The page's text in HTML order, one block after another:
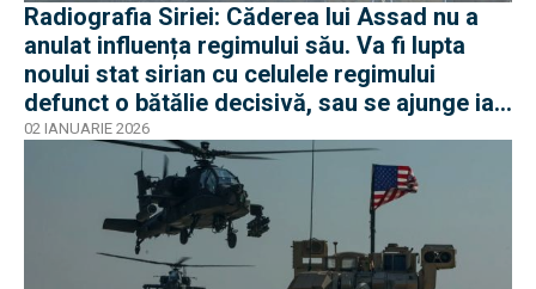
Radiografia Siriei: Căderea lui Assad nu a
anulat influența regimului său. Va fi lupta
noului stat sirian cu celulele regimului
defunct o bătălie decisivă, sau se ajunge iar
la un război de uzură?
02 IANUARIE 2026